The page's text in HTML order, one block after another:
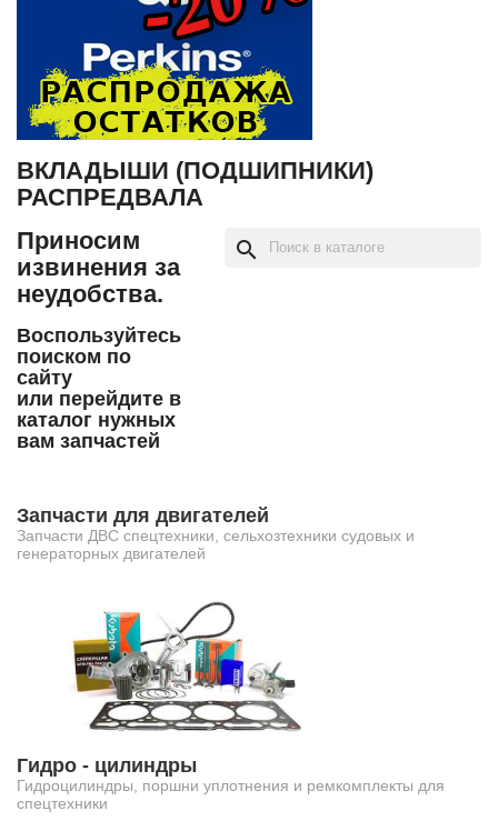
ВКЛАДЫШИ (ПОДШИПНИКИ)
РАСПРЕДВАЛА
Приносим
извинения за
неудобства.
Воспользуйтесь
поиском по
сайту
или перейдите в
каталог нужных
вам запчастей
search
Запчасти для двигателей
Запчасти ДВС спецтехники, сельхозтехники судовых и
генераторных двигателей
Гидро - цилиндры
Гидроцилиндры, поршни уплотнения и ремкомплекты для
спецтехники